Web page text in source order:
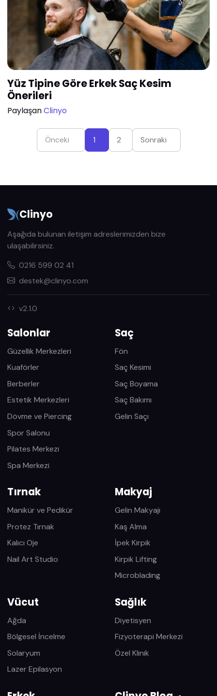
Yüz Tipine Göre Erkek Saç Kesim
Önerileri
PaylaşanClinyo
Önceki 1 2 Sonraki
Clinyo
Aşağıda bulunan iletişim adreslerimizden bize
ulaşabilirsiniz.
0216 599 02 41
destek@clinyo.com
v2.1.0
Salonlar
Güzellik Merkezleri
Kuaförler
Berberler
Estetik Merkezleri
Dövme ve Piercing
Spor Salonu
Pilates Merkezi
Spa Merkezi
Saç
Fön
Saç Kesimi
Saç Boyama
Saç Bakımı
Gelin Saçı
Tırnak
Manikür ve Pedikür
Protez Tırnak
Kalıcı Oje
Nail Art Studio
Makyaj
Gelin Makyajı
Kaş Alma
İpek Kirpik
Kirpik Lifting
Microblading
Vücut
Ağda
Bölgesel İncelme
Solaryum
Lazer Epilasyon
Sağlık
Diyetisyen
Fizyoterapi Merkezi
Özel Klinik